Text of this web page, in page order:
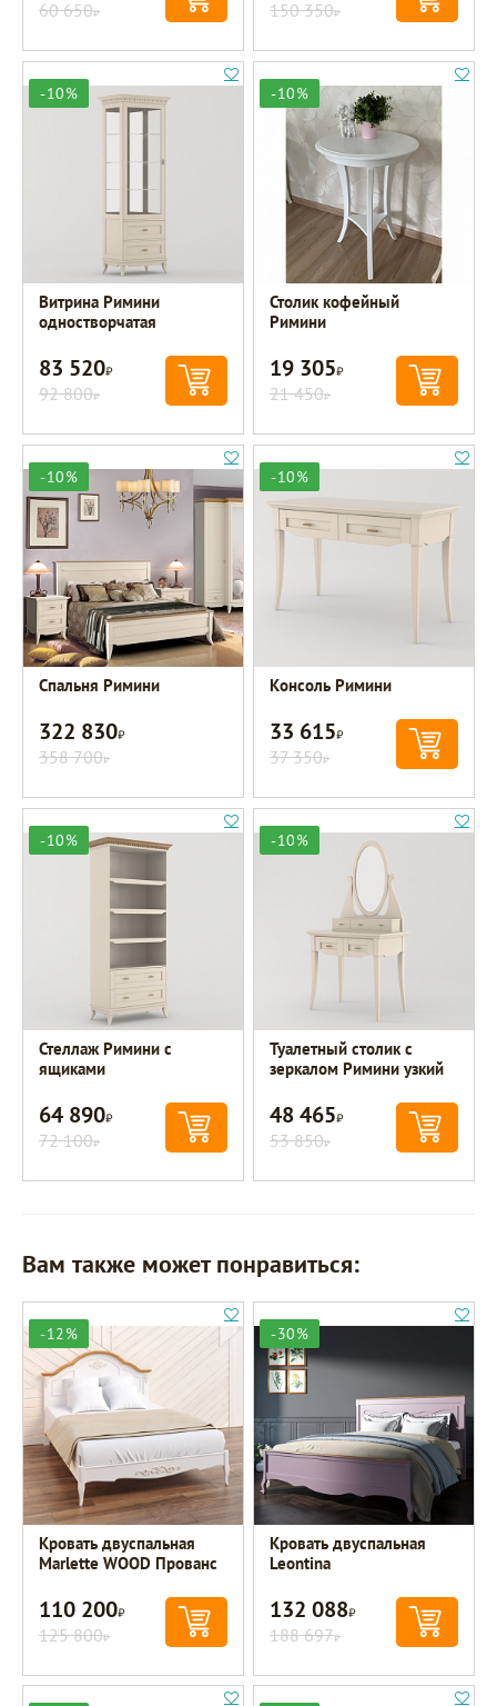
60 650Р 150 350Р
-10%
Витрина Римини
одностворчатая
83 520Р
92 800Р
-10%
Столик кофейный
Римини
19 305Р
21 450Р
-10%
Спальня Римини
322 830Р
358 700Р
-10%
Консоль Римини
33 615Р
37 350Р
-10%
Стеллаж Римини с
ящиками
64 890Р
72 100Р
-10%
Туалетный столик с
зеркалом Римини узкий
48 465Р
53 850Р
Вам также может понравиться:
-12%
Кровать двуспальная
Marlette WOOD Прованс
110 200Р
125 800Р
-30%
Кровать двуспальная
Leontina
132 088Р
188 697Р